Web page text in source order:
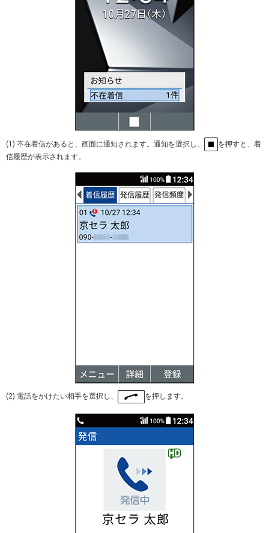
(1) 不在着信があると、画面に通知されます。通知を選択し、
を押すと、着
信履歴が表示されます。
(2) 電話をかけたい相手を選択し、 を押します。